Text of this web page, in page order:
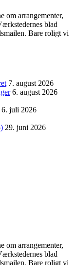
om arrangementer,
blad
Bare roligt vi
7. august 2026
6. august 2026
6. juli 2026
29. juni 2026
om arrangementer,
blad
Bare roligt vi